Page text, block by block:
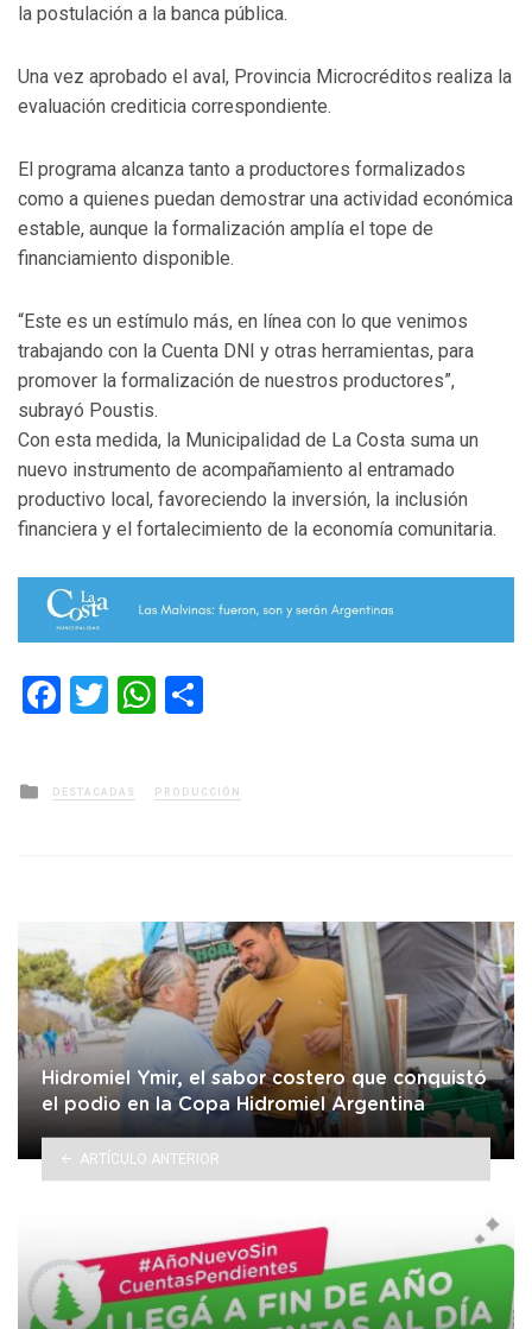
la postulación a la banca pública.
Una vez aprobado el aval, Provincia Microcréditos realiza la
evaluación crediticia correspondiente.
El programa alcanza tanto a productores formalizados
como a quienes puedan demostrar una actividad económica
estable, aunque la formalización amplía el tope de
financiamiento disponible.
“Este es un estímulo más, en línea con lo que venimos
trabajando con la Cuenta DNI y otras herramientas, para
promover la formalización de nuestros productores”,
subrayó Poustis.
Con esta medida, la Municipalidad de La Costa suma un
nuevo instrumento de acompañamiento al entramado
productivo local, favoreciendo la inversión, la inclusión
financiera y el fortalecimiento de la economía comunitaria.
Facebook
TwitterWhatsApp
Posted
in
DESTACADAS PRODUCCIÓN
Hidromiel Ymir, el sabor costero que conquistó
el podio en la Copa Hidromiel Argentina
ARTÍCULO ANTERIOR